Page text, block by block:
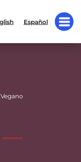
Español
Vegano